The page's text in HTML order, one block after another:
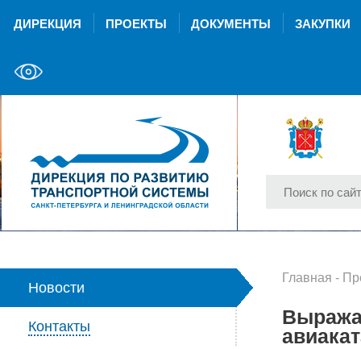
ДИРЕКЦИЯ ПРОЕКТЫ ДОКУМЕНТЫ ЗАКУПКИ
Новости
Контакты
Главная -